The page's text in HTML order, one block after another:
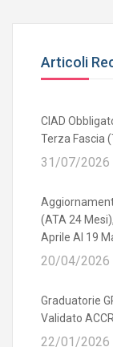
Articoli
CIAD
Terza Fascia
31/07/2026
(ATA 24
Aprile Al 19
20/04/2026
Graduatorie
Validato
22/01/2026